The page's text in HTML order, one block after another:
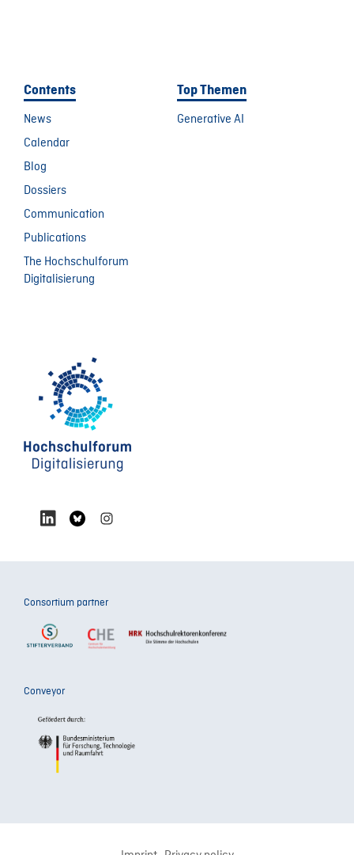
Contents
News
Calendar
Blog
Dossiers
Communication
Publications
The Hochschulforum
Digitalisierung
Top Themen
Generative AI
Consortium partner
Conveyor